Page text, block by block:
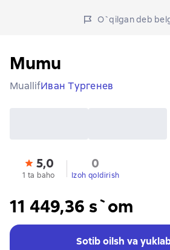
O`qilgan deb
Mumu
MuallifИван Тургенев
5,0
1 ta baho
0
Izoh qoldirish
11 449,36 s`om
Sotib oilsh va